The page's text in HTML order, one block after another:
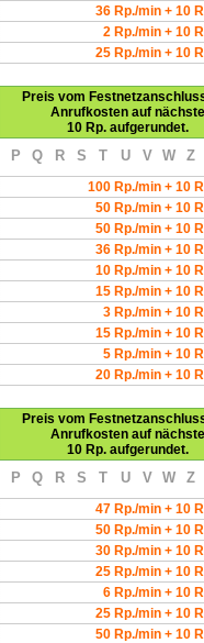
36 Rp./min + 10
2 Rp./min + 10
25 Rp./min + 10
Preis vom
Anrufkosten auf nächste
10 Rp. aufgerundet.
P Q R S T U V W Z
100 Rp./min + 10
50 Rp./min + 10
50 Rp./min + 10
36 Rp./min + 10
10 Rp./min + 10
15 Rp./min + 10
3 Rp./min + 10
15 Rp./min + 10
5 Rp./min + 10
20 Rp./min + 10
Preis vom
Anrufkosten auf nächste
10 Rp. aufgerundet.
P Q R S T U V W Z
47 Rp./min + 10
50 Rp./min + 10
30 Rp./min + 10
25 Rp./min + 10
6 Rp./min + 10
25 Rp./min + 10
50 Rp./min + 10